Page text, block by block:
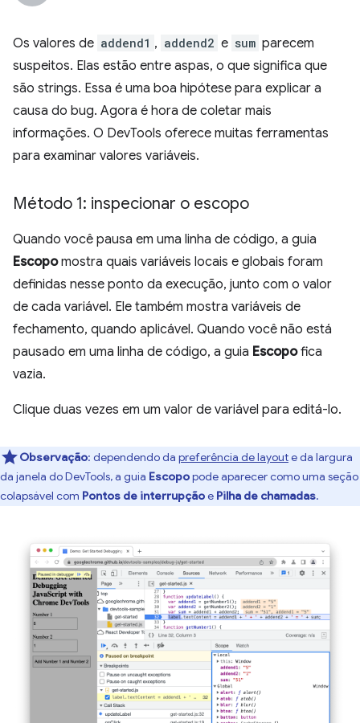
Os valores de addend1 , addend2 e sum parecem
suspeitos. Elas estão entre aspas, o que significa que
são strings. Essa é uma boa hipótese para explicar a
causa do bug. Agora é hora de coletar mais
informações. O DevTools oferece muitas ferramentas
para examinar valores variáveis.
Método 1: inspecionar o escopo
Quando você pausa em uma linha de código, a guia
Escopomostra quais variáveis locais e globais foram
definidas nesse ponto da execução, junto com o valor
de cada variável. Ele também mostra variáveis de
fechamento, quando aplicável. Quando você não está
pausado em uma linha de código, a guia Escopofica
vazia.
Clique duas vezes em um valor de variável para editá-lo.
Observação: dependendo da preferência de layoute da largura
da janela do DevTools, a guia Escopopode aparecer como uma seção
colapsável com Pontos de interrupçãoe Pilha de chamadas.